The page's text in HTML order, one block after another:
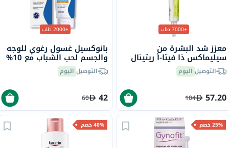
+7000 طلب
معزز شد البشرة من
سيليماكس ذا فيتا-أ ريتينال
شوت، 15 مل
التوصيل اليوم
57.20
104
+2000 طلب
بانوكسيل غسول رغوي للوجه
والجسم لحب الشباب مع 10%
بيروكسيد البنزويل 156 جرام
التوصيل اليوم
42
60
25% خصم 40% خصم